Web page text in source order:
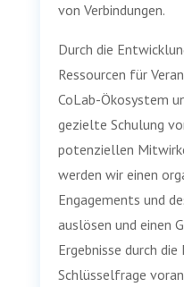
von Verbindungen.
Durch die
Ressourcen für
CoLab-Ökosystem
gezielte Schulung
potenziellen
werden wir einen
Engagements und
auslösen und einen
Ergebnisse durch
Schlüsselfrage